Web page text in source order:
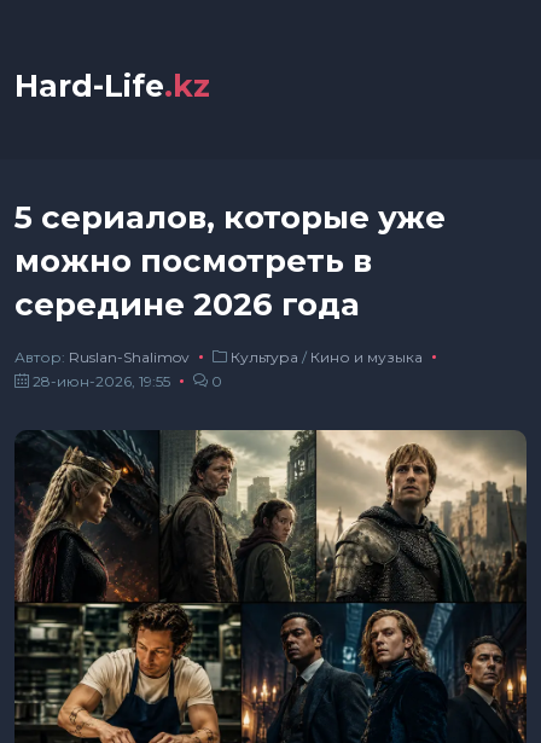
Hard-Life.kz
5 сериалов, которые уже
можно посмотреть в
середине 2026 года
Автор: Ruslan-Shalimov Культура / Кино и музыка
28-июн-2026, 19:55
0